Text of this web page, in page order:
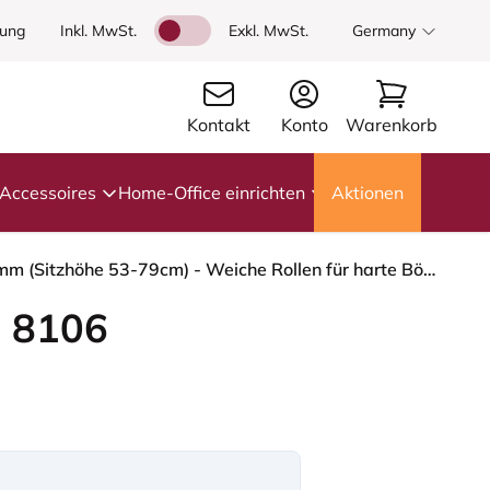
Inkl. MwSt. Exkl. MwSt. Germany
Kontakt Konto Warenkorb
Accessoires Home-Office einrichten Aktionen
HÅG Capisco 8106 - Oceanic (Camira) - Recyceltes Polyester - OCI011 - Light blue - Silber - 265 mm (Sitzhöhe 53-79cm) - Weiche Rollen für harte Böden
8106